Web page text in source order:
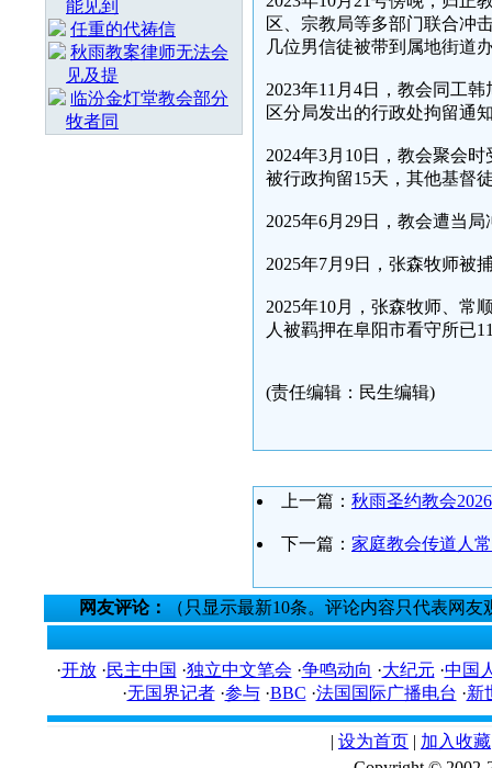
能见到
任重的代祷信
秋雨教案律师无法会
见及提
临汾金灯堂教会部分
牧者同
区、宗教局等多部门联合冲
几位男信徒被带到属地街道
2023年11月4日，教会同工
区分局发出的行政处拘留通
2024年3月10日，教会聚会
被行政拘留15天，其他基督
2025年6月29日，教会遭当
2025年7月9日，张森牧师被
2025年10月，张森牧师、常
人被羁押在阜阳市看守所已
(责任编辑：民生编辑)
上一篇： 秋雨圣约教会
下一篇： 家庭教会传道人
网友评论： （只显示最新10条。评论内容只代表网
·开放·民主中国 ·独立中文笔会 ·争鸣动向 ·大纪元 ·中国
·无国界记者·参与·BBC ·法国国际广播电台 ·新
| 设为首页 | 加入收藏